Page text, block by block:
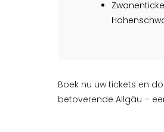
Boek nu uw tickets en
betoverende Allgäu –